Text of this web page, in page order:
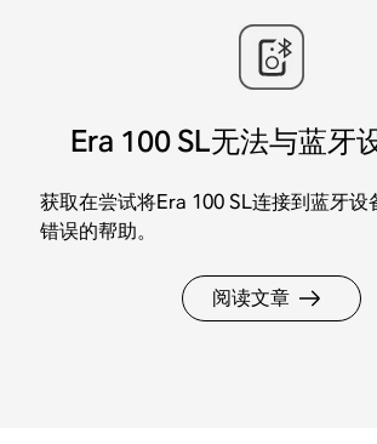
Era 100 SL无法与蓝牙
获取在尝试将Era 100 SL连接到蓝牙设
错误的帮助。
阅读文章